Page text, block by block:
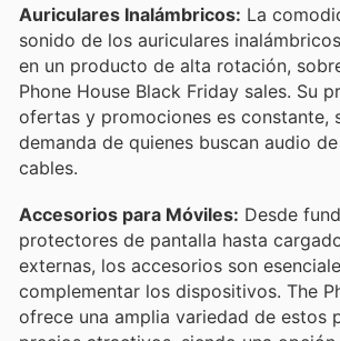
Auriculares Inalámbricos: La
sonido de los auriculares
en un producto de alta rotación,
Phone House Black Friday sales. Su
ofertas y promociones es constante,
demanda de quienes buscan audio
cables.
Accesorios para Móviles: Desde
protectores de pantalla hasta
externas, los accesorios son
complementar los dispositivos. The
ofrece una amplia variedad de estos